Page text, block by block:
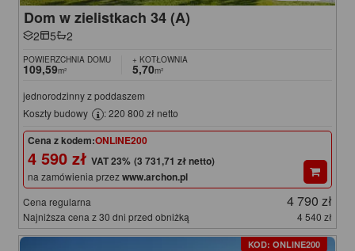
Dom w zielistkach 34 (A)
2 5 2
POWIERZCHNIA DOMU
109,59m²
+ KOTŁOWNIA
5,70m²
jednorodzinny z poddaszem
Koszty budowy
: 220 800 zł netto
Cena z kodem:ONLINE200
4 590 zł (3 731,71 zł netto)
na zamówienia przezwww.archon.pl
Cena regularna 4 790 zł
Najniższa cena z 30 dni przed obniżką 4 540 zł
KOD: ONLINE200